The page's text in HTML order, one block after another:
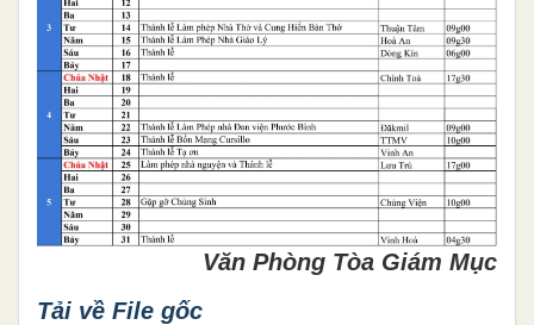
Văn Phòng Tòa Giám Mục
Tải về File gốc